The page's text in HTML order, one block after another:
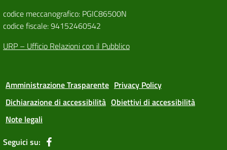
codice meccanografico: PGIC86500N
codice fiscale: 94152460542
URP – Ufficio Relazioni con il Pubblico
Amministrazione Trasparente Privacy Policy
Dichiarazione di accessibilità Obiettivi di accessibilità
Note legali
Seguici su: